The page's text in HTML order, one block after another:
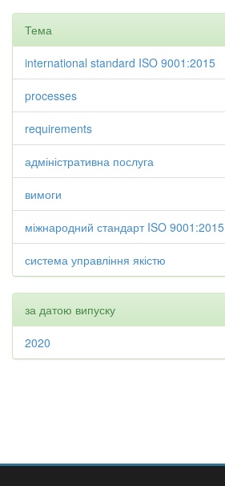
Тема
international standard ISO 9001:2015
processes
requirements
адміністративна послуга
вимоги
міжнародний стандарт ISO 9001:2015
система управління якістю
за датою випуску
2020